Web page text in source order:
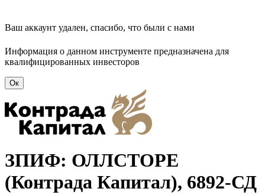
Ваш аккаунт удален, спасибо, что были с нами
Информация о данном инструменте предназначена для
квалифицированных инвесторов
Ок
ЗПИФ: ОЛЛСТОРЕ
(Контрада Капитал), 6892-СД